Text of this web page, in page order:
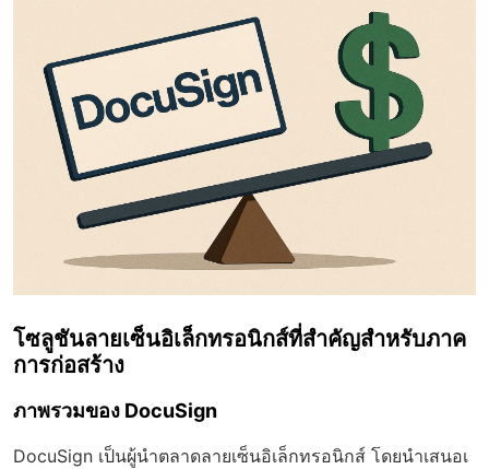
โซลูชันลายเซ็นอิเล็กทรอนิกส์ที่สำคัญสำหรับภาค
การก่อสร้าง
ภาพรวมของ DocuSign
DocuSign เป็นผู้นำตลาดลายเซ็นอิเล็กทรอนิกส์ โดยนำเสนอเ